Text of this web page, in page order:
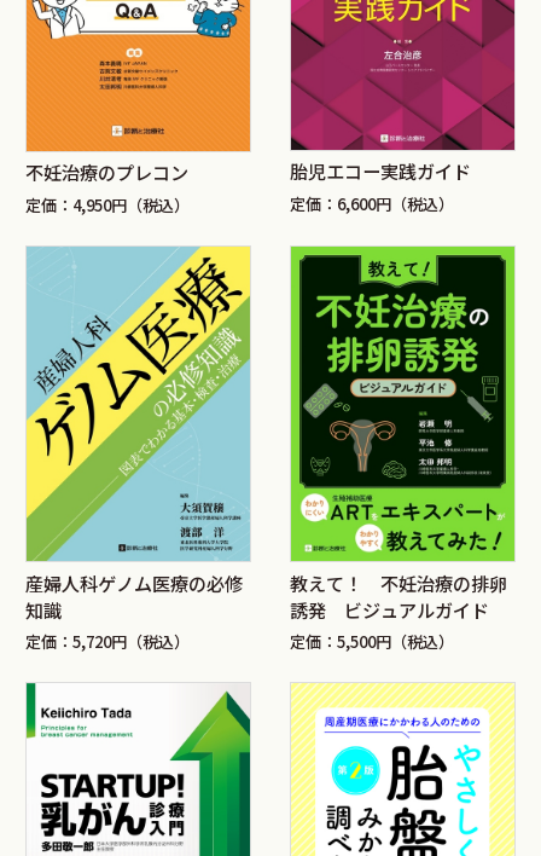
不妊治療のプレコン
定価：4,950円（税込）
胎児エコー実践ガイド
定価：6,600円（税込）
産婦人科ゲノム医療の必修
知識
定価：5,720円（税込）
教えて！ 不妊治療の排卵
誘発 ビジュアルガイド
定価：5,500円（税込）